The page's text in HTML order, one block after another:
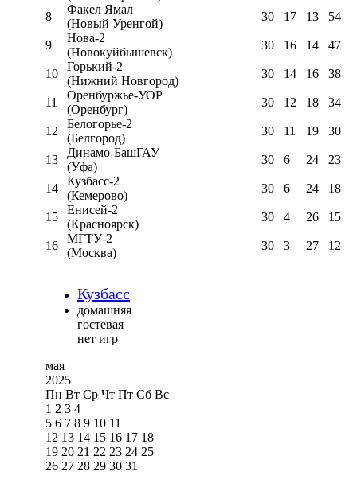
8
Факел Ямал
(Новый Уренгой)
30 17 13 54
9
Нова-2
(Новокуйбышевск)
30 16 14 47
10
Горький-2
(Нижний Новгород)
30 14 16 38
11
Оренбуржье-УОР
(Оренбург)
30 12 18 34
12
Белогорье-2
(Белгород)
30 11 19 30
13
Динамо-БашГАУ
(Уфа)
30 6 24 23
14
Кузбасс-2
(Кемерово)
30 6 24 18
15
Енисей-2
(Красноярск)
30 4 26 15
16
МГТУ-2
(Москва)
30 3 27 12
Кузбасс
домашняя
гостевая
нет игр
мая
2025
Пн Вт Ср Чт Пт Сб Вс
1 2 3 4
5 6 7 8 9 10 11
12 13 14 15 16 17 18
19 20 21 22 23 24 25
26 27 28 29 30 31